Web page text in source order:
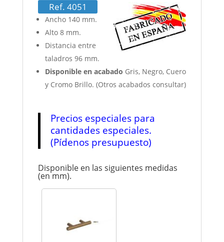
Ref. 4051
Ancho 140 mm.
Alto 8 mm.
Distancia entre
taladros 96 mm.
Disponible en acabado Gris, Negro, Cuero
y Cromo Brillo. (Otros acabados consultar)
Precios especiales para
cantidades especiales.
(Pídenos presupuesto)
Disponible en las siguientes medidas
(en mm).